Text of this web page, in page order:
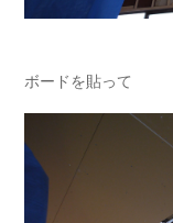
ボードを貼って